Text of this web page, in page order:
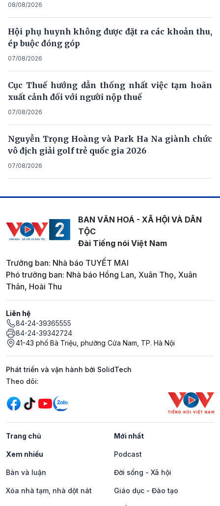
08/08/2026
Hội phụ huynh không được đặt ra các khoản thu,
ép buộc đóng góp
07/08/2026
Cục Thuế hướng dẫn thống nhất việc tạm hoãn
xuất cảnh đối với người nộp thuế
07/08/2026
Nguyễn Trọng Hoàng và Park Ha Na giành chức
vô địch giải golf trẻ quốc gia 2026
07/08/2026
BAN VĂN HOÁ - XÃ HỘI VÀ DÂN
TỘC
Đài Tiếng nói Việt Nam
Trưởng ban: Nhà báo TUYẾT MAI
Phó trưởng ban: Nhà báo Hồng Lan, Xuân Thọ, Xuân
Thân, Hoài Thu
Liên hệ
84-24-39365555
84-24-39342724
41-43 phố Bà Triệu, phường Cửa Nam, TP. Hà Nội
Phát triển và vận hành bởi SolidTech
Mạng xã hội
Theo dõi:
Trang chủ Mới nhất
Xem nhiều Podcast
Bàn và luận Đời sống - Xã hội
Xóa nhà tạm, nhà dột nát Giáo dục - Đào tạo